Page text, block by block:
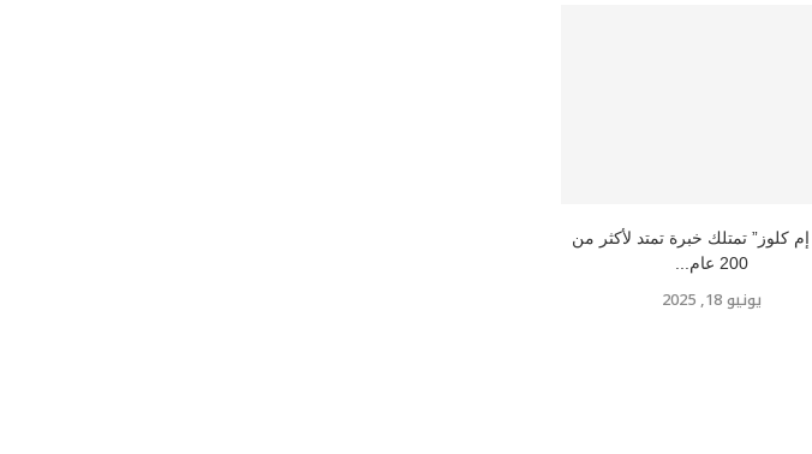
كلوز” تمتلك خبرة تمتد لأكثر من
200 عام...
يونيو 18, 2025